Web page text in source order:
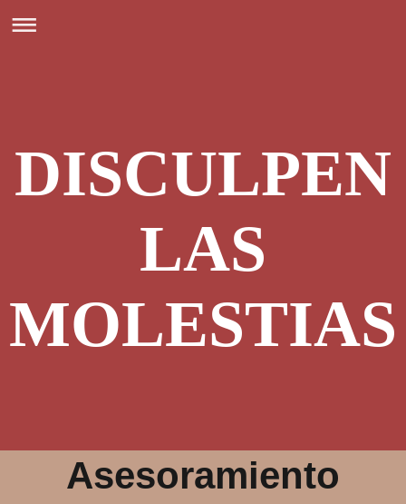
DISCULPEN
LAS
MOLESTIAS
Asesoramiento